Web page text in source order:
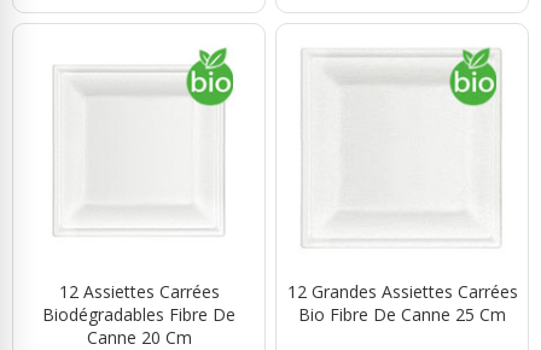
12 Assiettes Carrées
Biodégradables Fibre De
Canne 20 Cm
12 Grandes Assiettes Carrées
Bio Fibre De Canne 25 Cm